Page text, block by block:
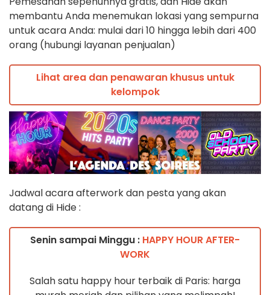
membantu Anda menemukan lokasi yang sempurna
untuk acara Anda: mulai dari 10 hingga lebih dari 400
orang (hubungi layanan penjualan)
Lihat area dan penawaran khusus untuk
kelompok
Jadwal acara afterwork dan pesta yang akan
datang di Hide :
Senin sampai Minggu : HAPPY HOUR AFTER-
WORK
Salah satu happy hour terbaik di Paris: harga